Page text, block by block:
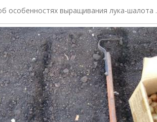
особенностях выращивания лука-шалота .